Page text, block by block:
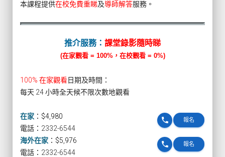
本課程提供在校免費重睇及導師解答服務。
推介服務： 課堂錄影隨時睇
(在家觀看 = 100%，在校觀看 = 0%)
100% 在家觀看日期及時間：
每天 24 小時全天候不限次數地觀看
在家 ： $4,980 報名
phone
電話：2332-6544
海外在家 ： $5,976 報名
phone
電話：2332-6544